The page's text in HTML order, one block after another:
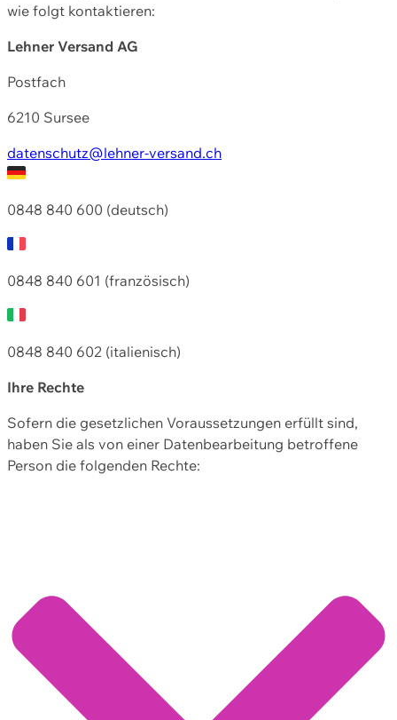
wie folgt kontaktieren:
Lehner Versand AG
Postfach
6210 Sursee
datenschutz@lehner-versand.ch
0848 840 600 (deutsch)
0848 840 601 (französisch)
0848 840 602 (italienisch)
Ihre Rechte
Sofern die gesetzlichen Voraussetzungen erfüllt sind,
haben Sie als von einer Datenbearbeitung betroffene
Person die folgenden Rechte: